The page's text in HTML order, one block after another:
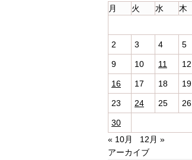
月
火 水 木
2 3 4 5
9 10 11 12
16 17 18 19
23 24 25 26
30
« 10月
12月 »
アーカイブ